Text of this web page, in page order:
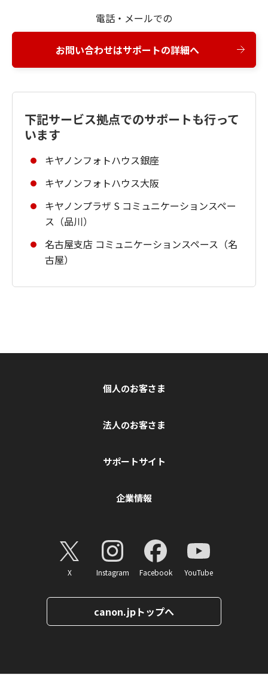
電話・メールでの
お問い合わせはサポートの詳細へ
下記サービス拠点でのサポートも行って
います
キヤノンフォトハウス銀座
キヤノンフォトハウス大阪
キヤノンプラザ S コミュニケーションスペー
ス（品川）
名古屋支店 コミュニケーションスペース（名
古屋）
個人のお客さま
法人のお客さま
サポートサイト
企業情報
X Instagram Facebook YouTube
canon.jpトップへ